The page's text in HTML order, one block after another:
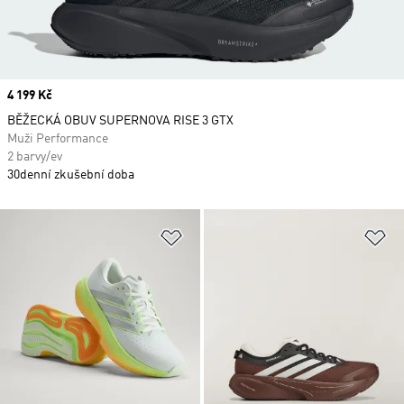
Price
4 199 Kč
BĚŽECKÁ OBUV SUPERNOVA RISE 3 GTX
Muži Performance
2 barvy/ev
30denní zkušební doba